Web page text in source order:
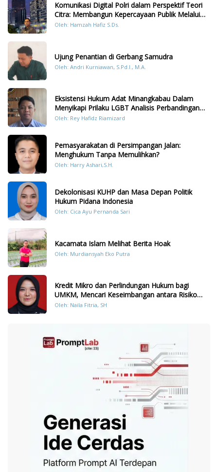
Komunikasi Digital Polri dalam Perspektif Teori
Citra: Membangun Kepercayaan Publik Melalui
Konten Humanis Kesiapsiagaan Bencana di
Oleh: Hamzah Hafiz S.Ds.
Ujung Penantian di Gerbang Samudra
Oleh: Andri Kurniawan, S.Pd.I., M.A.
Eksistensi Hukum Adat Minangkabau Dalam
Menyikapi Prilaku LGBT Analisis Perbandingan
Dengan Hukum Pidana
Oleh: Rey Hafidz Riamizard
Pemasyarakatan di Persimpangan Jalan:
Menghukum Tanpa Memulihkan?
Oleh: Harry Ashari,S.H.
Dekolonisasi KUHP dan Masa Depan Politik
Hukum Pidana Indonesia
Oleh: Cica Ayu Pernanda Sari
Kacamata Islam Melihat Berita Hoak
Oleh: Murdiansyah Eko Putra
Kredit Mikro dan Perlindungan Hukum bagi
UMKM, Mencari Keseimbangan antara Risiko
dan Akses
Oleh: Naila Fitria, SH